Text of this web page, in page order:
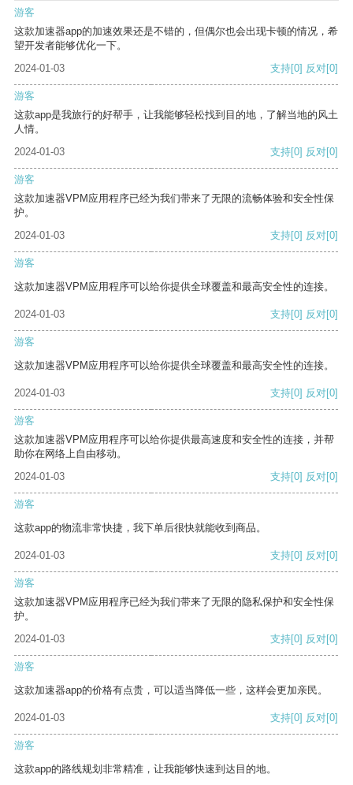
游客
这款加速器app的加速效果还是不错的，但偶尔也会出现卡顿的情况，希
望开发者能够优化一下。
2024-01-03
支持[0] 反对[0]
游客
这款app是我旅行的好帮手，让我能够轻松找到目的地，了解当地的风土
人情。
2024-01-03
支持[0] 反对[0]
游客
这款加速器VPM应用程序已经为我们带来了无限的流畅体验和安全性保
护。
2024-01-03
支持[0] 反对[0]
游客
这款加速器VPM应用程序可以给你提供全球覆盖和最高安全性的连接。
2024-01-03 支持[0] 反对[0]
游客
这款加速器VPM应用程序可以给你提供全球覆盖和最高安全性的连接。
2024-01-03 支持[0] 反对[0]
游客
这款加速器VPM应用程序可以给你提供最高速度和安全性的连接，并帮
助你在网络上自由移动。
2024-01-03
支持[0] 反对[0]
游客
这款app的物流非常快捷，我下单后很快就能收到商品。
2024-01-03 支持[0] 反对[0]
游客
这款加速器VPM应用程序已经为我们带来了无限的隐私保护和安全性保
护。
2024-01-03
支持[0] 反对[0]
游客
这款加速器app的价格有点贵，可以适当降低一些，这样会更加亲民。
2024-01-03 支持[0] 反对[0]
游客
这款app的路线规划非常精准，让我能够快速到达目的地。